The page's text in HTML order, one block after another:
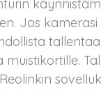
Jos kamerasi